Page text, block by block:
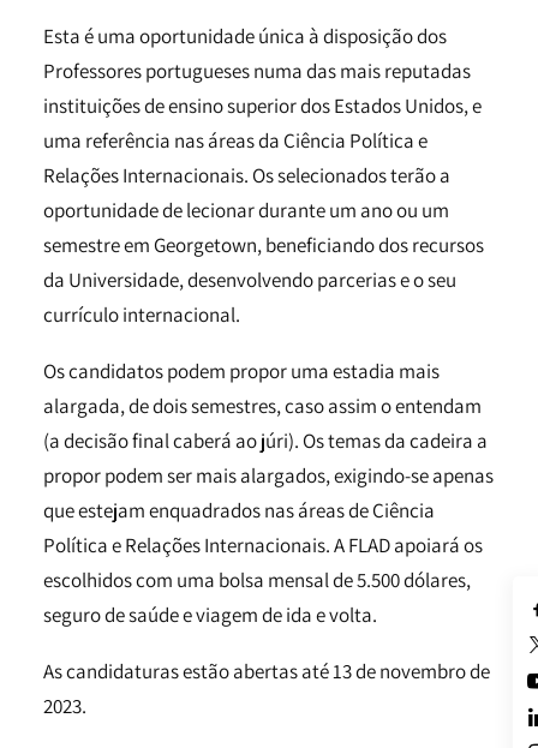
Esta é uma oportunidade única à disposição dos
Professores portugueses numa das mais reputadas
instituições de ensino superior dos Estados Unidos, e
uma referência nas áreas da Ciência Política e
Relações Internacionais. Os selecionados terão a
oportunidade de lecionar durante um ano ou um
semestre em Georgetown, beneficiando dos recursos
da Universidade, desenvolvendo parcerias e o seu
currículo internacional.
Os candidatos podem propor uma estadia mais
alargada, de dois semestres, caso assim o entendam
(a decisão final caberá ao júri). Os temas da cadeira a
propor podem ser mais alargados, exigindo-se apenas
que estejam enquadrados nas áreas de Ciência
Política e Relações Internacionais. A FLAD apoiará os
escolhidos com uma bolsa mensal de 5.500 dólares,
seguro de saúde e viagem de ida e volta.
As candidaturas estão abertas até 13 de novembro de
2023.